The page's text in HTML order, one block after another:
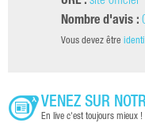
Nombre d'avis :
Vous devez être
VENEZ SUR
En live c'est toujours mieux !